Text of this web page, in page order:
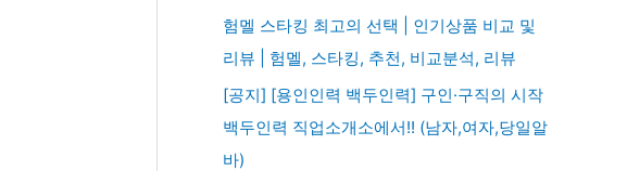
험멜 스타킹 최고의 선택 | 인기상품 비교 및
리뷰 | 험멜, 스타킹, 추천, 비교분석, 리뷰
[공지] [용인인력 백두인력] 구인·구직의 시작
백두인력 직업소개소에서!! (남자,여자,당일알
바)